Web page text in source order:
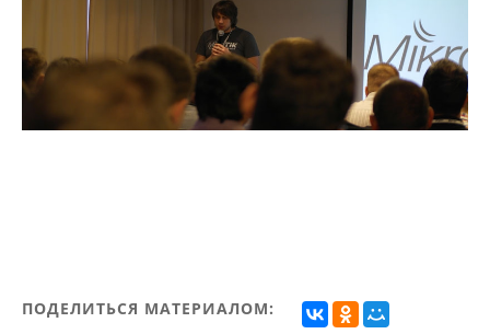
ПОДЕЛИТЬСЯ МАТЕРИАЛОМ: